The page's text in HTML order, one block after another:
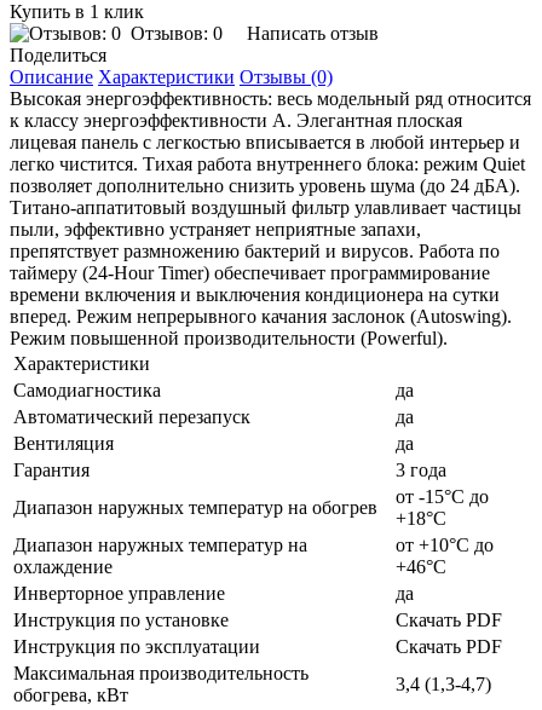
Купить в 1 клик
Отзывов: 0
Написать отзыв
Поделиться
Описание Характеристики Отзывы (0)
Высокая энергоэффективность: весь модельный ряд относится
к классу энергоэффективности A. Элегантная плоская
лицевая панель с легкостью вписывается в любой интерьер и
легко чистится. Тихая работа внутреннего блока: режим Quiet
позволяет дополнительно снизить уровень шума (до 24 дБА).
Титано-аппатитовый воздушный фильтр улавливает частицы
пыли, эффективно устраняет неприятные запахи,
препятствует размножению бактерий и вирусов. Работа по
таймеру (24-Hour Timer) обеспечивает программирование
времени включения и выключения кондиционера на сутки
вперед. Режим непрерывного качания заслонок (Autoswing).
Режим повышенной производительности (Powerful).
Характеристики
Cамодиагностика
да
Автоматический перезапуск
да
Вентиляция
да
Гарантия
3 года
Диапазон наружных температур на обогрев
от -15°C до
+18°C
Диапазон наружных температур на
охлаждение
от +10°C до
+46°C
Инверторное управление
да
Инструкция по установке
Скачать PDF
Инструкция по эксплуатации
Скачать PDF
Максимальная производительность
обогрева, кВт
3,4 (1,3-4,7)